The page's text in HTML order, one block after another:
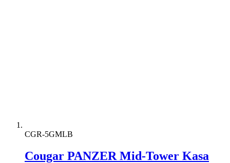
CGR-5GMLB
Cougar PANZER Mid-Tower Kasa